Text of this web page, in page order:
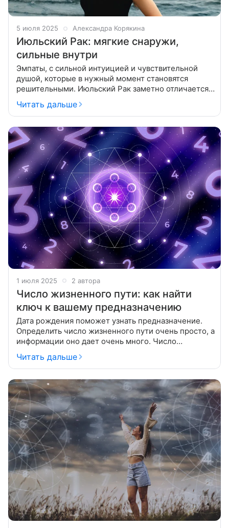
5 июля 2025 Александра Корякина
Июльский Рак: мягкие снаружи,
сильные внутри
Эмпаты, с сильной интуицией и чувствительной
душой, которые в нужный момент становятся
решительными. Июльский Рак заметно отличается
от июньского, но у них есть и общие черты. Они
наделены всеми чертами характера,
Читать дальше
1 июля 2025 2 автора
Число жизненного пути: как найти
ключ к вашему предназначению
Дата рождения поможет узнать предназначение.
Определить число жизненного пути очень просто, а
информации оно дает очень много. Число
нумерологии, оказывает самое сильное влияние
Читать дальше